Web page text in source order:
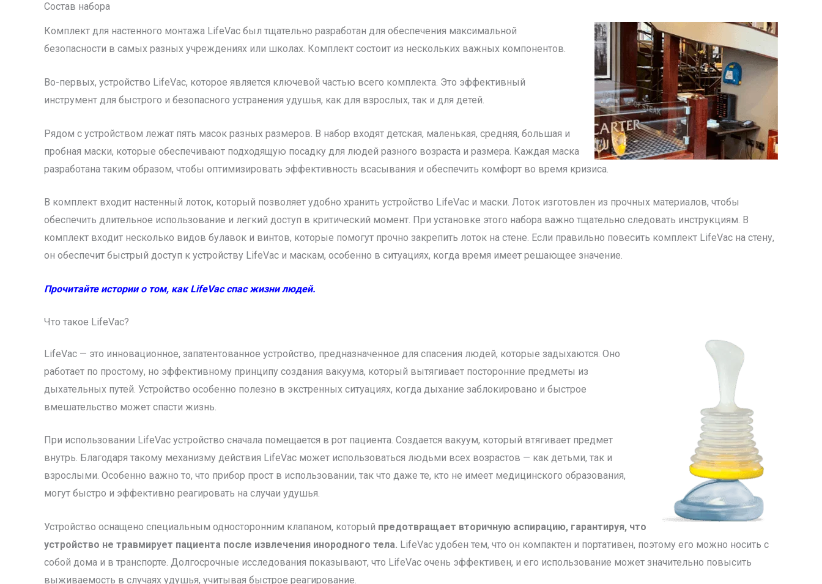
Состав набора
Комплект для настенного монтажа LifeVac был тщательно разработан для обеспечения максимальной
безопасности в самых разных учреждениях или школах. Комплект состоит из нескольких важных компонентов.
Во-первых, устройство LifeVac, которое является ключевой частью всего комплекта. Это эффективный
инструмент для быстрого и безопасного устранения удушья, как для взрослых, так и для детей.
Рядом с устройством лежат пять масок разных размеров. В набор входят детская, маленькая, средняя, большая и
пробная маски, которые обеспечивают подходящую посадку для людей разного возраста и размера. Каждая маска
разработана таким образом, чтобы оптимизировать эффективность всасывания и обеспечить комфорт во время кризиса.
В комплект входит настенный лоток, который позволяет удобно хранить устройство LifeVac и маски. Лоток изготовлен из прочных материалов, чтобы
обеспечить длительное использование и легкий доступ в критический момент. При установке этого набора важно тщательно следовать инструкциям. В
комплект входит несколько видов булавок и винтов, которые помогут прочно закрепить лоток на стене. Если правильно повесить комплект LifeVac на стену,
он обеспечит быстрый доступ к устройству LifeVac и маскам, особенно в ситуациях, когда время имеет решающее значение.
Прочитайте истории о том, как LifeVac спас жизни людей.
Что такое LifeVac?
LifeVac — это инновационное, запатентованное устройство, предназначенное для спасения людей, которые задыхаются. Оно
работает по простому, но эффективному принципу создания вакуума, который вытягивает посторонние предметы из
дыхательных путей. Устройство особенно полезно в экстренных ситуациях, когда дыхание заблокировано и быстрое
вмешательство может спасти жизнь.
При использовании LifeVac устройство сначала помещается в рот пациента. Создается вакуум, который втягивает предмет
внутрь. Благодаря такому механизму действия LifeVac может использоваться людьми всех возрастов — как детьми, так и
взрослыми. Особенно важно то, что прибор прост в использовании, так что даже те, кто не имеет медицинского образования,
могут быстро и эффективно реагировать на случаи удушья.
Устройство оснащено специальным односторонним клапаном, который предотвращает вторичную аспирацию, гарантируя, что
устройство не травмирует пациента после извлечения инородного тела. LifeVac удобен тем, что он компактен и портативен, поэтому его можно носить с
собой дома и в транспорте. Долгосрочные исследования показывают, что LifeVac очень эффективен, и его использование может значительно повысить
выживаемость в случаях удушья, учитывая быстрое реагирование.